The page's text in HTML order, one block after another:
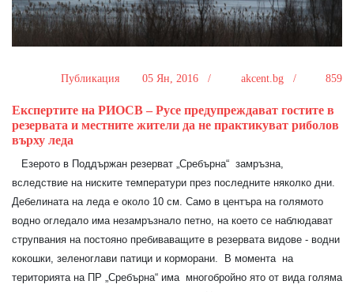
Публикация 05 Ян, 2016 / akcent.bg / 859
Експертите на РИОСВ – Русе предупреждават гостите в
резервата и местните жители да не практикуват риболов
върху леда
Езерото в Поддържан резерват Сребърна“ замръзна,
вследствие на ниските температури през последните няколко дни.
Дебелината на леда е около 10 см. Само в центъра на голямото
водно огледало има незамръзнало петно, на което се наблюдават
струпвания на постояно пребиваващите в резервата видове - водни
кокошки, зеленоглави патици и корморани.
В момента на
територията на ПР „Сребърна“ има многобройно ято от вида голяма